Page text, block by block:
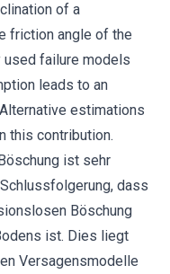
of a
friction angle of the
used failure models
leads to an
estimations
this contribution.
ist sehr
dass
Böschung
ist. Dies liegt
Versagensmodelle